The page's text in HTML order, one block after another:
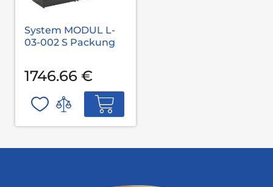
System MODUL L-
03-002 S Packung
1746.66 €